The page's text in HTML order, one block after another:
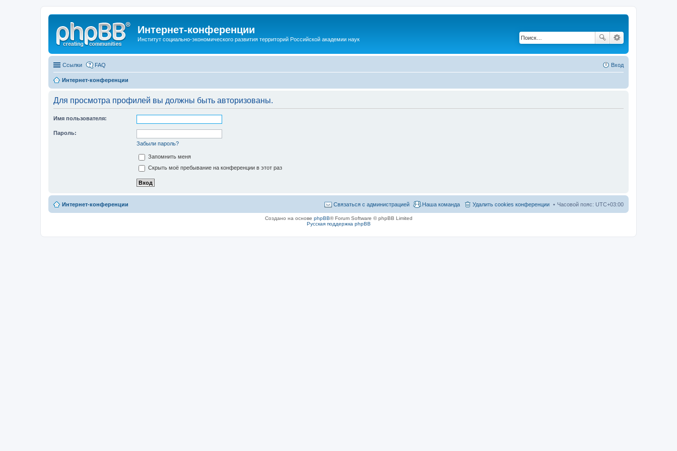
Интернет-конференции
Институт социально-экономического развития территорий Российской академии наук
Ссылки FAQ Вход
Интернет-конференции
Для просмотра профилей вы должны быть авторизованы.
Имя пользователя:
Пароль:
Забыли пароль?
Запомнить меня
Скрыть моё пребывание на конференции в этот раз
Интернет-конференции Часовой пояс: UTC+03:00
Удалить cookies конференции
Наша команда
Связаться с администрацией
Создано на основе phpBB® Forum Software © phpBB Limited
Русская поддержка phpBB